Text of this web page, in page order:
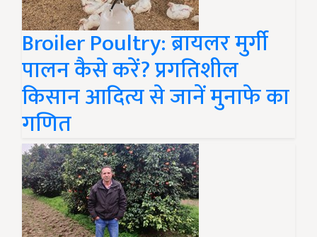
Broiler Poultry: ब्रायलर मुर्गी
पालन कैसे करें? प्रगतिशील
किसान आदित्य से जानें मुनाफे का
गणित